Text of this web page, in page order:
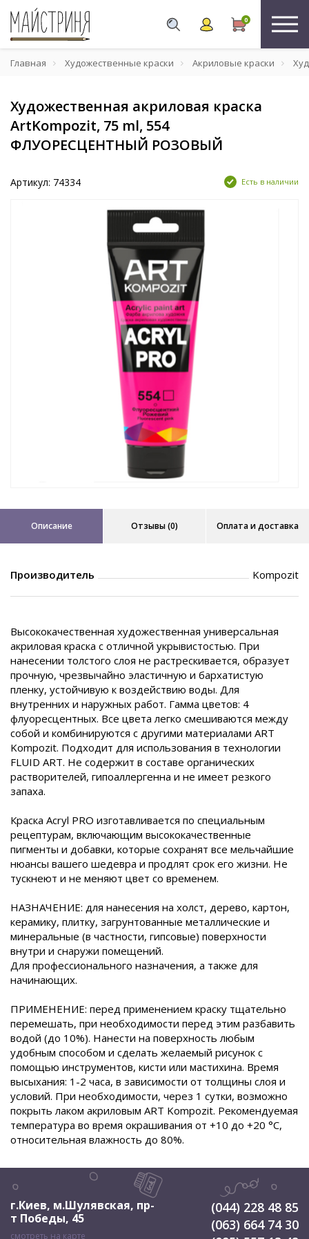
0
Главная Художественные краски Акриловые краски
Художественная акриловая краска
ArtKompozit, 75 ml, 554
ФЛУОРЕСЦЕНТНЫЙ РОЗОВЫЙ
Артикул: 74334 Есть в наличии
Описание Отзывы (0) Оплата и доставка
Производитель Kompozit
Высококачественная художественная универсальная
акриловая краска с отличной укрывистостью. При
нанесении толстого слоя не растрескивается, образует
прочную, чрезвычайно эластичную и бархатистую
пленку, устойчивую к воздействию воды. Для
внутренних и наружных работ. Гамма цветов: 4
флуоресцентных. Все цвета легко смешиваются между
собой и комбинируются с другими материалами ART
Kompozit. Подходит для использования в технологии
FLUID ART. Не содержит в составе органических
растворителей, гипоаллергенна и не имеет резкого
запаха.
Краска Acryl PRO изготавливается по специальным
рецептурам, включающим высококачественные
пигменты и добавки, которые сохранят все мельчайшие
нюансы вашего шедевра и продлят срок его жизни. Не
тускнеют и не меняют цвет со временем.
НАЗНАЧЕНИЕ: для нанесения на холст, дерево, картон,
керамику, плитку, загрунтованные металлические и
минеральные (в частности, гипсовые) поверхности
внутри и снаружи помещений.
Для профессионального назначения, а также для
начинающих.
ПРИМЕНЕНИЕ: перед применением краску тщательно
перемешать, при необходимости перед этим разбавить
водой (до 10%). Нанести на поверхность любым
удобным способом и сделать желаемый рисунок с
помощью инструментов, кисти или мастихина. Время
высыхания: 1-2 часа, в зависимости от толщины слоя и
условий. При необходимости, через 1 сутки, возможно
покрыть лаком акриловым ART Kompozit. Рекомендуемая
температура во время окрашивания от +10 до +20 °С,
относительная влажность до 80%.
г.Киев, м.Шулявская, пр-
т Победы, 45
смотреть на карте
(044) 228 48 85
(063) 664 74 30